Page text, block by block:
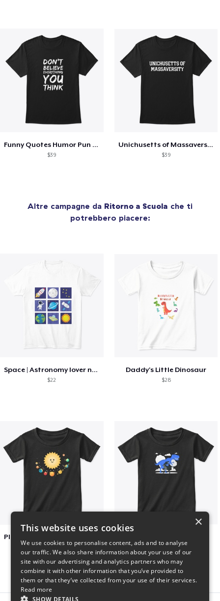
Funny Quotes Humor Pun Over thinker
$39
Unichusetts of Massaversity Funny
$39
Altre campagne da Ritorno a Scuola che ti
potrebbero piacere:
Space | Astronomy lover nice summer tee
$22
Daddy's Little Dinosaur
$28
$22 $22
×
This website uses cookies
We use cookies to personalise content, ads and to analyse
our traffic. We also share information about your use of our
site with our advertising and analytics partners who may
combine it with other information that you’ve provided to
them or that they’ve collected from your use of their services.
Read more
SHOW DETAILS